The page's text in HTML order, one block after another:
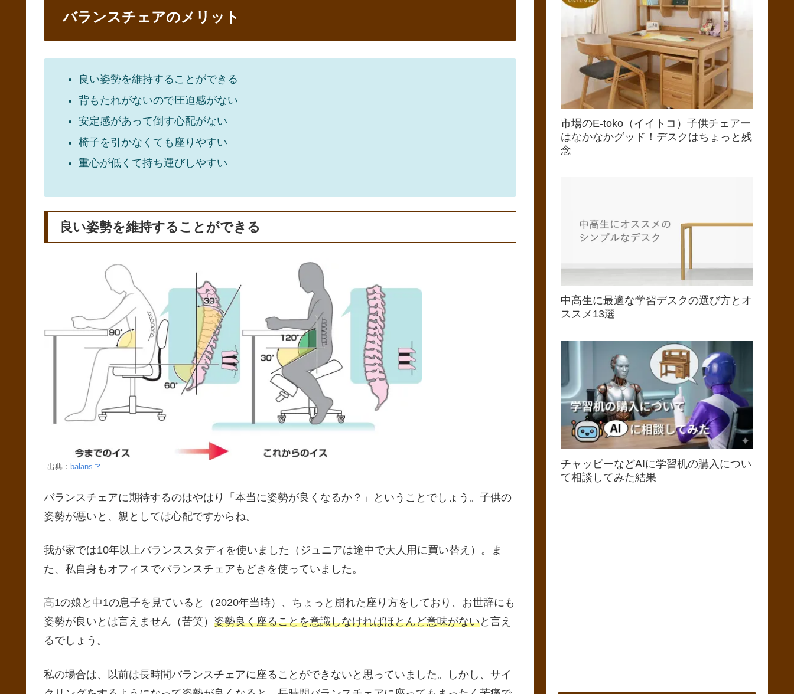
バランスチェアのメリット
良い姿勢を維持することができる
背もたれがないので圧迫感がない
安定感があって倒す心配がない
椅子を引かなくても座りやすい
重心が低くて持ち運びしやすい
良い姿勢を維持することができる
出典： balans
バランスチェアに期待するのはやはり「本当に姿勢が良くなるか？」ということでしょう。子供の
姿勢が悪いと、親としては心配ですからね。
我が家では10年以上バランススタディを使いました（ジュニアは途中で大人用に買い替え）。ま
た、私自身もオフィスでバランスチェアもどきを使っていました。
高1の娘と中1の息子を見ていると（2020年当時）、ちょっと崩れた座り方をしており、お世辞にも
姿勢が良いとは言えません（苦笑） 姿勢良く座ることを意識しなければほとんど意味がないと言え
るでしょう。
私の場合は、以前は長時間バランスチェアに座ることができないと思っていました。しかし、サイ
市場のE-toko（イイトコ）子供チェアー
はなかなかグッド！デスクはちょっと残
念
中高生に最適な学習デスクの選び方とオ
ススメ13選
チャッピーなどAIに学習机の購入につい
て相談してみた結果